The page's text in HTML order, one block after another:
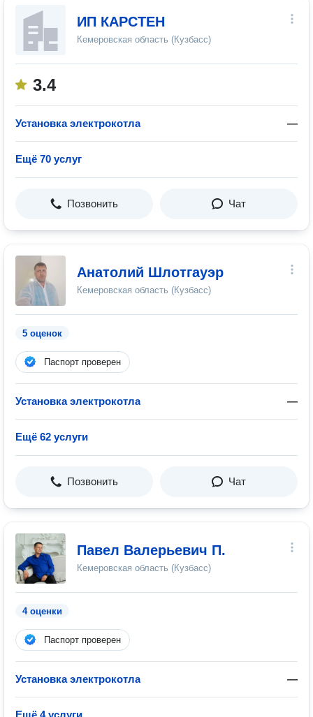
ИП КАРСТЕН
Кемеровская область (Кузбасс)
3.4
Установка электрокотла —
Ещё 70 услуг
Позвонить Чат
Анатолий Шлотгауэр
Кемеровская область (Кузбасс)
5 оценок
Паспорт проверен
Установка электрокотла —
Ещё 62 услуги
Позвонить Чат
Павел Валерьевич П.
Кемеровская область (Кузбасс)
4 оценки
Паспорт проверен
Установка электрокотла —
Ещё 4 услуги